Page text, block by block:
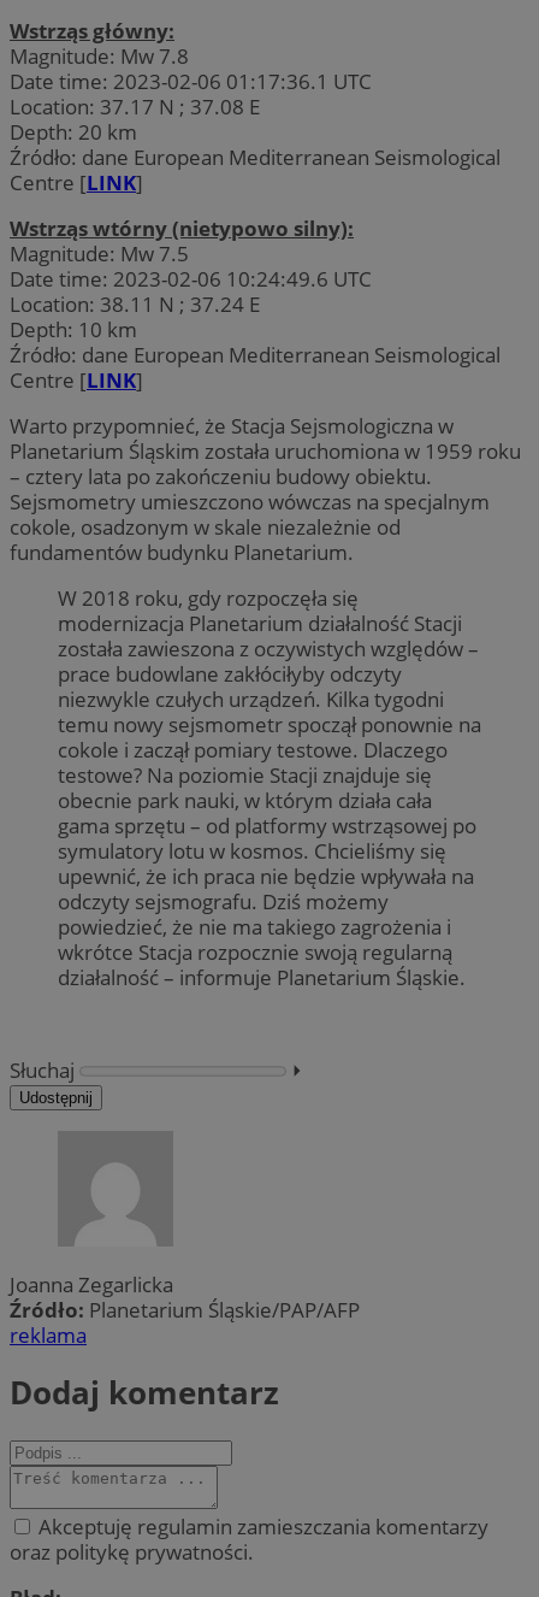
Wstrząs główny:
Magnitude: Mw 7.8
Date time: 2023-02-06 01:17:36.1 UTC
Location: 37.17 N ; 37.08 E
Depth: 20 km
Źródło: dane European Mediterranean Seismological
Centre [LINK]
Wstrząs wtórny (nietypowo silny):
Magnitude: Mw 7.5
Date time: 2023-02-06 10:24:49.6 UTC
Location: 38.11 N ; 37.24 E
Depth: 10 km
Źródło: dane European Mediterranean Seismological
Centre [LINK]
Warto przypomnieć, że Stacja Sejsmologiczna w
Planetarium Śląskim została uruchomiona w 1959 roku
– cztery lata po zakończeniu budowy obiektu.
Sejsmometry umieszczono wówczas na specjalnym
cokole, osadzonym w skale niezależnie od
fundamentów budynku Planetarium.
W 2018 roku, gdy rozpoczęła się
modernizacja Planetarium działalność Stacji
została zawieszona z oczywistych względów –
prace budowlane zakłóciłyby odczyty
niezwykle czułych urządzeń. Kilka tygodni
temu nowy sejsmometr spoczął ponownie na
cokole i zaczął pomiary testowe. Dlaczego
testowe? Na poziomie Stacji znajduje się
obecnie park nauki, w którym działa cała
gama sprzętu – od platformy wstrząsowej po
symulatory lotu w kosmos. Chcieliśmy się
upewnić, że ich praca nie będzie wpływała na
odczyty sejsmografu. Dziś możemy
powiedzieć, że nie ma takiego zagrożenia i
wkrótce Stacja rozpocznie swoją regularną
działalność – informuje Planetarium Śląskie.
Słuchaj ⏵︎
Udostępnij
Joanna Zegarlicka
Źródło: Planetarium Śląskie/PAP/AFP
reklama
Dodaj komentarz
Akceptuję regulamin zamieszczania komentarzy
oraz politykę prywatności.